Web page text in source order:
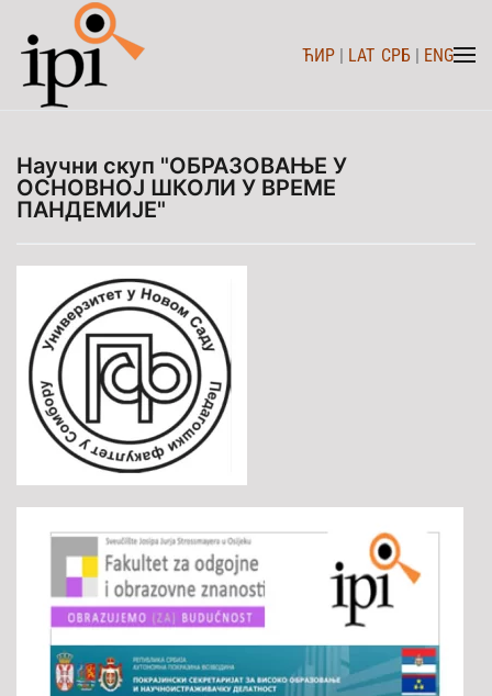
Skip to main content ЋИР | LAT СРБ | ENG
Hayчни скуп "ОБРАЗОВАЊЕ У
ОСНОВНОЈ ШКОЛИ У ВРЕМЕ
ПАНДЕМИЈЕ"